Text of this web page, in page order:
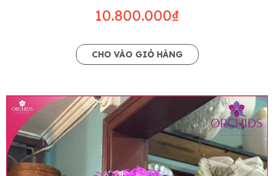
10.800.000₫
CHO VÀO GIỎ HÀNG